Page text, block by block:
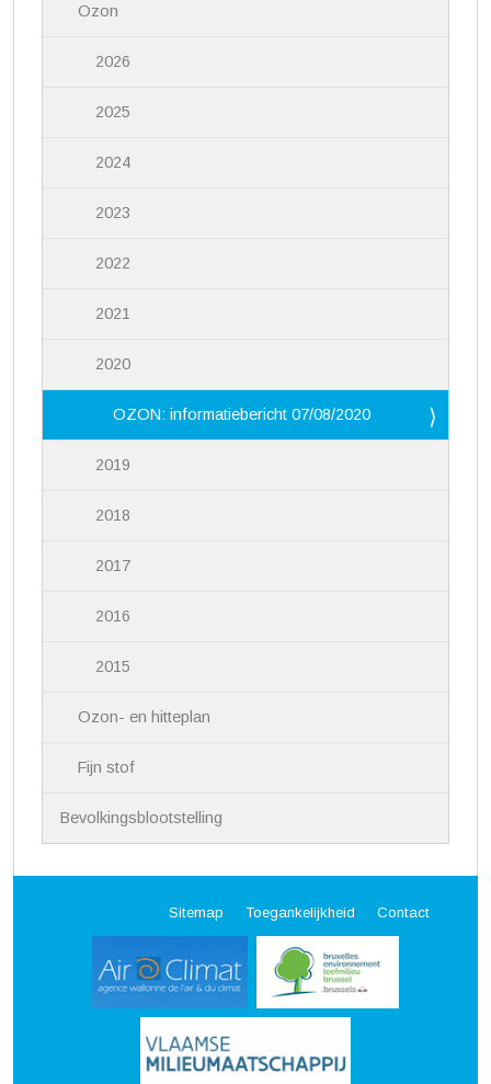
Ozon
2026
2025
2024
2023
2022
2021
2020
OZON: informatiebericht 07/08/2020
2019
2018
2017
2016
2015
Ozon- en hitteplan
Fijn stof
Bevolkingsblootstelling
Sitemap Toegankelijkheid Contact